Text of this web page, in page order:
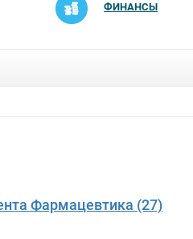
ФИНАНСЫ
Фармацевтика (27)